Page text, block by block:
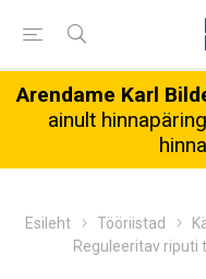
Arendame Karl
ainult
Esileht Tööriistad
Reguleeritav riputi